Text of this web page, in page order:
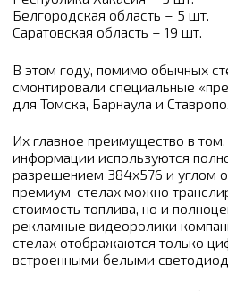
Белгородская область – 5 шт.
Саратовская область – 19 шт.
В этом году, помимо обычных
смонтировали специальные
для Томска, Барнаула и
Их главное преимущество в
информации используются
разрешением 384х576 и углом
премиум-стелах можно
стоимость топлива, но и
рекламные видеоролики
стелах отображаются только
встроенными белыми